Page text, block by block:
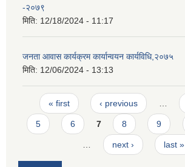
-२०७९
मिति: 12/18/2024 - 11:17
जनता आवास कार्यक्रम कार्यान्वयन कार्यविधि,२०७५
मिति: 12/06/2024 - 13:13
Pages
« first ‹ previous
5 6 7 8 9
next › last »